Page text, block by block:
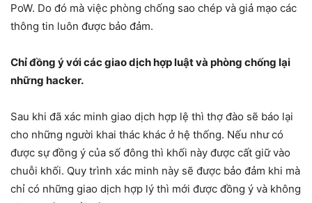
PoW. Do đó mà việc phòng chống sao chép và giả mạo các
thông tin luôn được bảo đảm.
Chỉ đồng ý với các giao dịch hợp luật và phòng chống lại
những hacker.
Sau khi đã xác minh giao dịch hợp lệ thì thợ đào sẽ báo lại
cho những người khai thác khác ở hệ thống. Nếu như có
được sự đồng ý của số đông thì khối này được cất giữ vào
chuỗi khối. Quy trình xác minh này sẽ được bảo đảm khi mà
chỉ có những giao dịch hợp lý thì mới được đồng ý và không